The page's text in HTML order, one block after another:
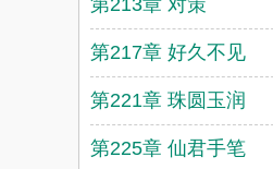
第213章 对策
第217章 好久不见
第221章 珠圆玉润
第225章 仙君手笔